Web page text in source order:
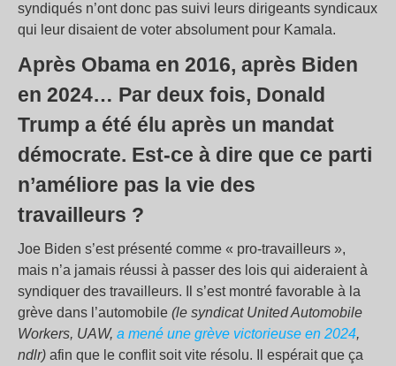
syndiqués n’ont donc pas suivi leurs dirigeants syndicaux
qui leur disaient de voter absolument pour Kamala.
Après Obama en 2016, après Biden
en 2024… Par deux fois, Donald
Trump a été élu après un mandat
démocrate. Est-ce à dire que ce parti
n’améliore pas la vie des
travailleurs ?
Joe Biden s’est présenté comme « pro-travailleurs »,
mais n’a jamais réussi à passer des lois qui aideraient à
syndiquer des travailleurs. Il s’est montré favorable à la
grève dans l’automobile (le syndicat United Automobile
Workers, UAW, a mené une grève victorieuse en 2024,
ndlr) afin que le conflit soit vite résolu. Il espérait que ça